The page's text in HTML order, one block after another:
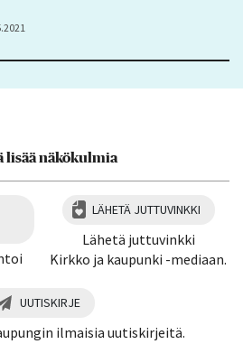
lisää näkökulmia
LÄHETÄ JUTTUVINKKI
Lähetä juttuvinkki
Kirkko ja kaupunki -mediaan.
UUTISKIRJE
ilmaisia uutiskirjeitä.